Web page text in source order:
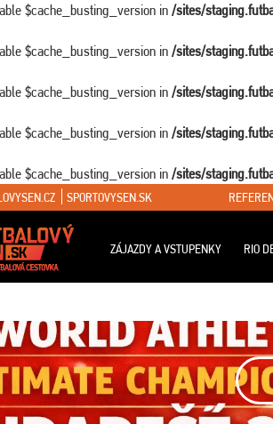
$cache_busting_version in /sites/
$cache_busting_version in /sites/
$cache_busting_version in /sites/
$cache_busting_version in /sites/
$cache_busting_version in /sites/
SPORTOVYSEN.SK
ZÁJAZDY A VSTUPENKY RIO
property "ID" on false in/sites/